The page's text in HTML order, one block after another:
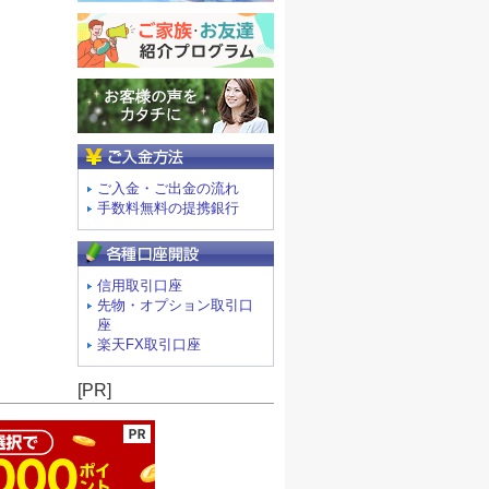
ご入金・ご出金の流れ
手数料無料の提携銀行
信用取引口座
先物・オプション取引口
座
楽天FX取引口座
[PR]